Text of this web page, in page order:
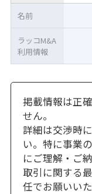
名前
ラッコM&A
利用情報
掲載情報は正
せん。
詳細は交渉時
い。特に事業
にご理解・ご
取引に関する
任でお願いいた